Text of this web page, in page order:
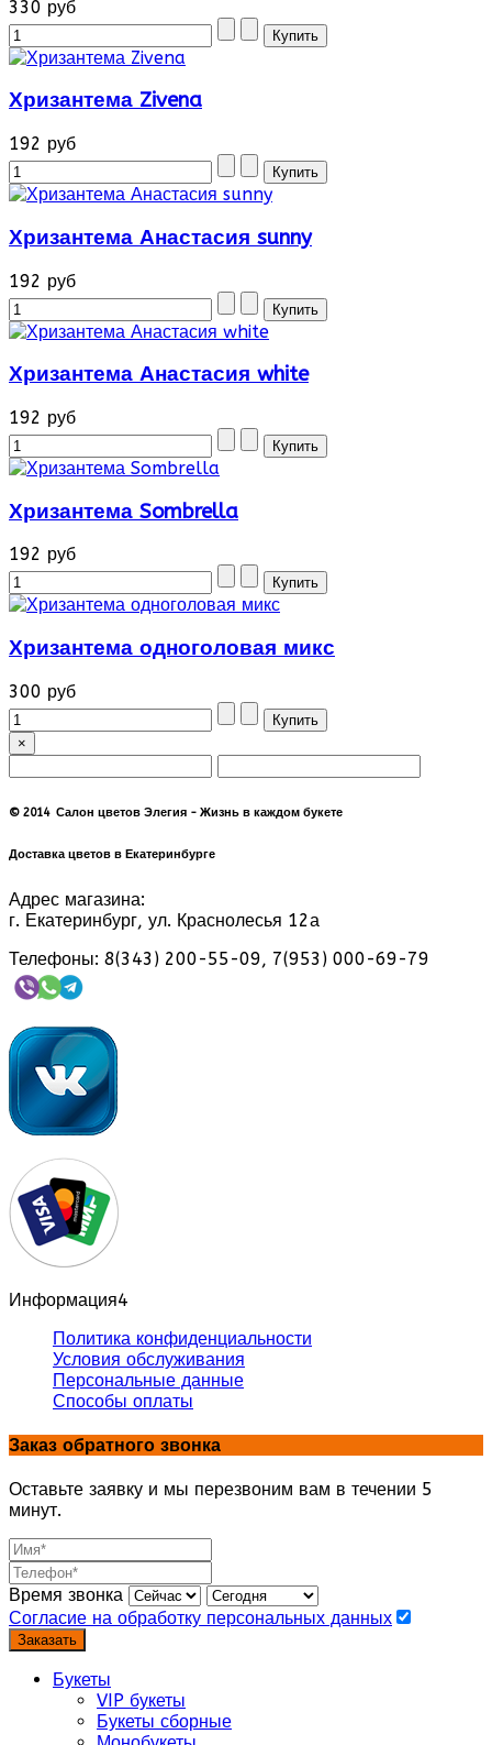
330 руб
Хризантема Zivena
192 руб
Хризантема Анастасия sunny
192 руб
Хризантема Анастасия white
192 руб
Хризантема Sombrella
192 руб
Хризантема одноголовая микс
300 руб
×
© 2014 Салон цветов Элегия - Жизнь в каждом букете
Доставка цветов в Екатеринбурге
Адрес магазина:
г. Екатеринбург, ул. Краснолесья 12а
Телефоны: 8(343) 200-55-09, 7(953) 000-69-79
Информация4
Политика конфиденциальности
Условия обслуживания
Персональные данные
Способы оплаты
Заказ обратного звонка
Оставьте заявку и мы перезвоним вам в течении 5
минут.
Время звонка
Согласие на обработку персональных данных
Заказать
Букеты
VIP букеты
Букеты сборные